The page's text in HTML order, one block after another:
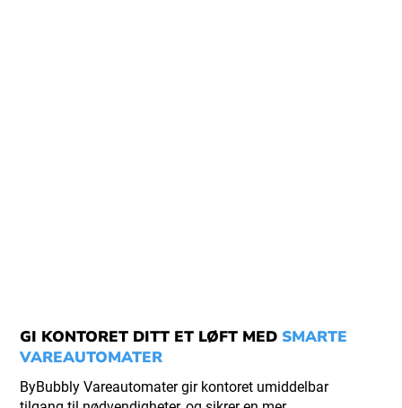
GI KONTORET DITT ET LØFT MED SMARTE
VAREAUTOMATER
ByBubbly Vareautomater gir kontoret umiddelbar